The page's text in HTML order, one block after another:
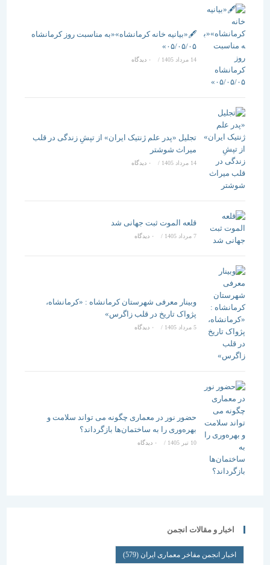
🖋️«بیانیه خانه کرمانشاه»«به مناسبت روز کرمانشاه
۰۵/۰۵/۰۵»
/ ۰ دیدگاه
تجلیل «پدر علم ژنتیک ایران» از تپشِ زندگی در قلب
میراث شوشتر
14 مرداد 1405 / ۰ دیدگاه
قلعه الموت ثبت جهانی شد
/ ۰ دیدگاه
وبینار معرفی شهرستان کرمانشاه : «کرمانشاه،
پژواک تاریخ در قلب زاگرس»
5 مرداد 1405 / ۰ دیدگاه
حضور نور در معماری چگونه می تواند سلامت و
بهره‌وری را به ساختمان‌ها بازگرداند؟
/ ۰ دیدگاه
اخبار و مقالات انجمن
اخبار انجمن مفاخر معماری ایران (579)